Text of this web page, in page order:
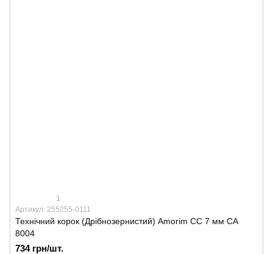
1
Артикул: 255255-0111
Технічний корок (Дрібнозернистий) Amorim CC 7 мм СА
8004
734 грн/шт.